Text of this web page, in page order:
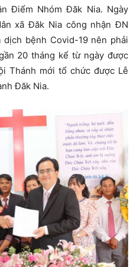
Điểm Nhóm Đăk Nia. Ngày
xã Đăk Nia công nhận ĐN
bệnh Covid-19 nên phải
20 tháng kể từ ngày được
Thánh mới tổ chức được Lễ
Đăk Nia.